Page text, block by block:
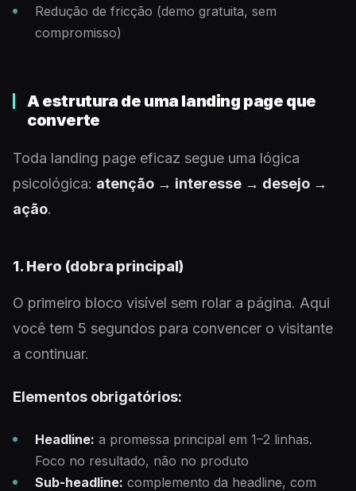
Redução de fricção (demo gratuita, sem
compromisso)
A estrutura de uma landing page que
converte
Toda landing page eficaz segue uma lógica
psicológica: atenção → interesse → desejo →
ação.
1. Hero (dobra principal)
O primeiro bloco visível sem rolar a página. Aqui
você tem 5 segundos para convencer o visitante
a continuar.
Elementos obrigatórios:
Headline: a promessa principal em 1–2 linhas.
Foco no resultado, não no produto
Sub-headline: complemento da headline, com